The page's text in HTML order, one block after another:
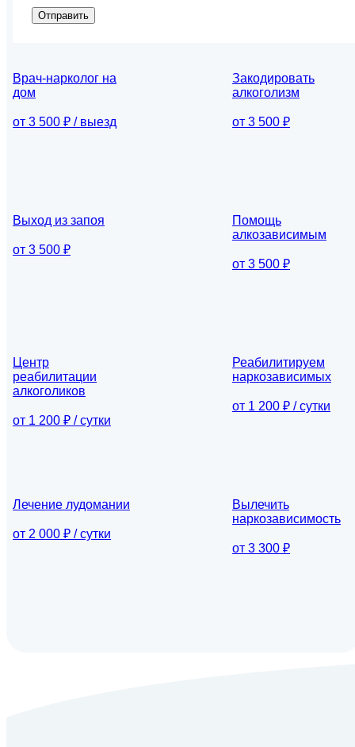
Отправить
Врач-нарколог на
дом
от 3 500 ₽ / выезд
Закодировать
алкоголизм
от 3 500 ₽
Выход из запоя
от 3 500 ₽
Помощь
алкозависимым
от 3 500 ₽
Центр
реабилитации
алкоголиков
от 1 200 ₽ / сутки
Реабилитируем
наркозависимых
от 1 200 ₽ / сутки
Лечение лудомании
от 2 000 ₽ / сутки
Вылечить
наркозависимость
от 3 300 ₽